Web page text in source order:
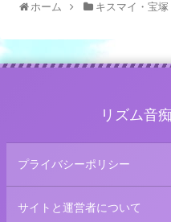
ホーム キスマイ・宝塚
リズム音
プライバシーポリシー
サイトと運営者について